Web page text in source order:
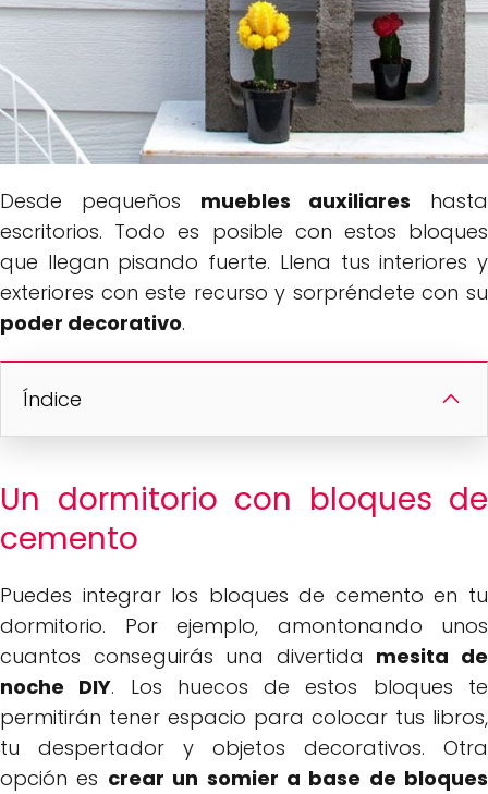
Desde pequeños muebles auxiliares hasta
escritorios. Todo es posible con estos bloques
que llegan pisando fuerte. Llena tus interiores y
exteriores con este recurso y sorpréndete con su
poder decorativo.
Índice
Un dormitorio con bloques de
cemento
Puedes integrar los bloques de cemento en tu
dormitorio. Por ejemplo, amontonando unos
cuantos conseguirás una divertida mesita de
noche DIY. Los huecos de estos bloques te
permitirán tener espacio para colocar tus libros,
tu despertador y objetos decorativos. Otra
opción es crear un somier a base de bloques